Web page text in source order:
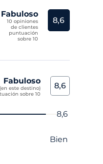
Fabuloso
10 opiniones
de clientes
puntuación
sobre 10
8,6
Fabuloso
este destino)
sobre 10
8,6
8,6
Bien